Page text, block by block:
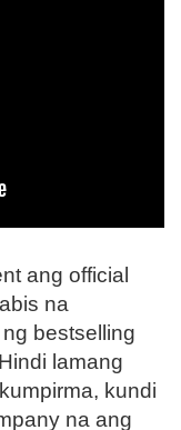
ang official
na
bestselling
lamang
kundi
na ang